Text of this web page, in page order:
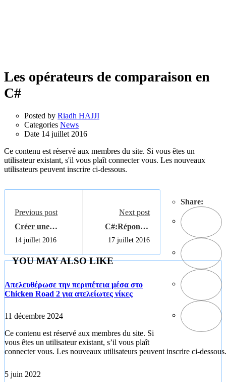
Les opérateurs de comparaison en
C#
Posted by Riadh HAJJI
Categories News
Date 14 juillet 2016
Ce contenu est réservé aux membres du site. Si vous êtes un
utilisateur existant, s'il vous plaît connecter vous. Les nouveaux
utilisateurs peuvent inscrire ci-dessous.
Share:
Previous post
Créer une
application
console
14 juillet 2016
Next post
C#:Réponses
aux exercices
17 juillet 2016
YOU MAY ALSO LIKE
Απελευθέρωσε την περιπέτεια μέσα στο
Chicken Road 2 για ατελείωτες νίκες
11 décembre 2024
Ce contenu est réservé aux membres du site. Si
vous êtes un utilisateur existant, s’il vous plaît
connecter vous. Les nouveaux utilisateurs peuvent inscrire ci-dessous.
5 juin 2022